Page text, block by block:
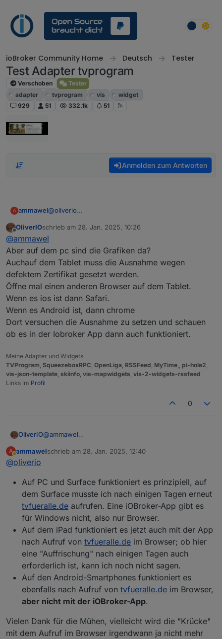
ioBroker Community Home Deutsch Tester
Test Adapter tvprogram
Verschoben
Tester
adapter
tvprogram vis
widget
929
51 332.1k 51
Anmelden zum Antworten
A ammawel@oliverio
Ich arbeite mit vis-2, aktivierter Navigation und
responsive-Einstellungen.
Der Inhalt des iFrames umfasst dann natürlich
hin)
Die Grafiken erscheinen trotzdem nicht
OliverIOschrieb am 28. Jan. 2025, 10:26
zuletzt editiert von
@ammawel
Aber auf dem pc sind die Grafiken da?
Auchauf dem Tablet muss die Ausnahme wegen
defektem Zertifikat gesetzt werden.
Öffne mal einen anderen Browser auf dem Tablet.
Wenn es ios ist dann Safari.
Wenn es Android ist, dann chrome
Dort versuchen die Ausnahme zu setzen und schauen
ob es in der Iobroker App dann auch funktioniert.
Meine Adapter und Widgets
TVProgram, SqueezeboxRPC, OpenLiga, RSSFeed, MyTime,, pi-hole2,
vis-json-template, skiinfo, vis-mapwidgets, vis-2-widgets-rssfeed
Links im Profil
0
OliverIO@ammawel
Auchauf dem Tablet muss die Ausnahme wegen
Wenn es ios ist dann Safari.
Wenn es Android ist, dann chrome
Dort versuchen die Ausnahme zu setzen und schauen
ob es in der Iobroker App dann auch funktioniert.
A
Abwesend
ammawelschrieb am 28. Jan. 2025, 12:40
zuletzt editiert von
@oliverio
Auf PC und Surface funktioniert es prinzipiell, auf
dem Surface musste ich nach einigen Tagen erneut
tvfueralle.de aufrufen. Eine iOBroker-App gibt es
für Windows nicht, also nur Browser.
Auf dem iPad funktioniert es jetzt auch mit der App
nach Aufruf von tvfueralle.de im Browser; ob hier
eine "Auffrischung" nach einigen Tagen auch
erforderlich ist, kann ich noch nicht sagen.
Auf den Android-Smartphones funktioniert es
ebenfalls nach Aufruf von tvfueralle.de im Browser,
aber nicht mit der iOBroker-App.
Vielen Dank für die Mühen, vielleicht wird die "Krücke"
mit dem Aufruf im Browser irgendwann ja nicht mehr